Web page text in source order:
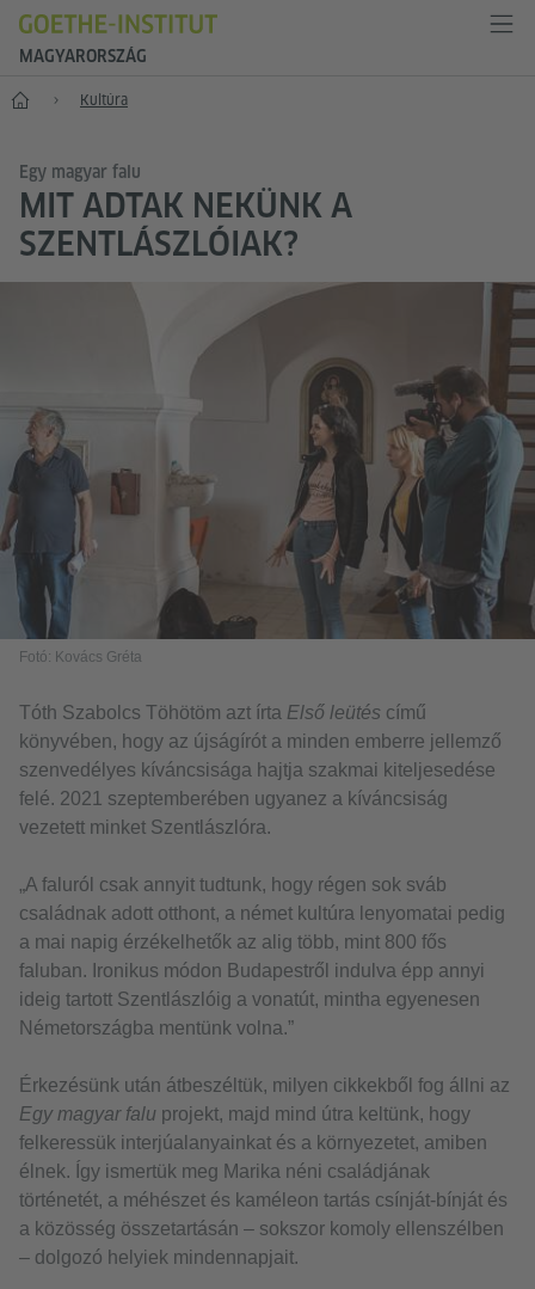
MAGYARORSZÁG
Főoldal Kultúra
Egy magyar falu
MIT ADTAK NEKÜNK A
SZENTLÁSZLÓIAK?
Fotó: Kovács Gréta
Tóth Szabolcs Töhötöm azt írta Első leütés című
könyvében, hogy az újságírót a minden emberre jellemző
szenvedélyes kíváncsisága hajtja szakmai kiteljesedése
felé. 2021 szeptemberében ugyanez a kíváncsiság
vezetett minket Szentlászlóra.
„A faluról csak annyit tudtunk, hogy régen sok sváb
családnak adott otthont, a német kultúra lenyomatai pedig
a mai napig érzékelhetők az alig több, mint 800 fős
faluban. Ironikus módon Budapestről indulva épp annyi
ideig tartott Szentlászlóig a vonatút, mintha egyenesen
Németországba mentünk volna.”
Érkezésünk után átbeszéltük, milyen cikkekből fog állni az
Egy magyar falu projekt, majd mind útra keltünk, hogy
felkeressük interjúalanyainkat és a környezetet, amiben
élnek. Így ismertük meg Marika néni családjának
történetét, a méhészet és kaméleon tartás csínját-bínját és
a közösség összetartásán – sokszor komoly ellenszélben
– dolgozó helyiek mindennapjait.